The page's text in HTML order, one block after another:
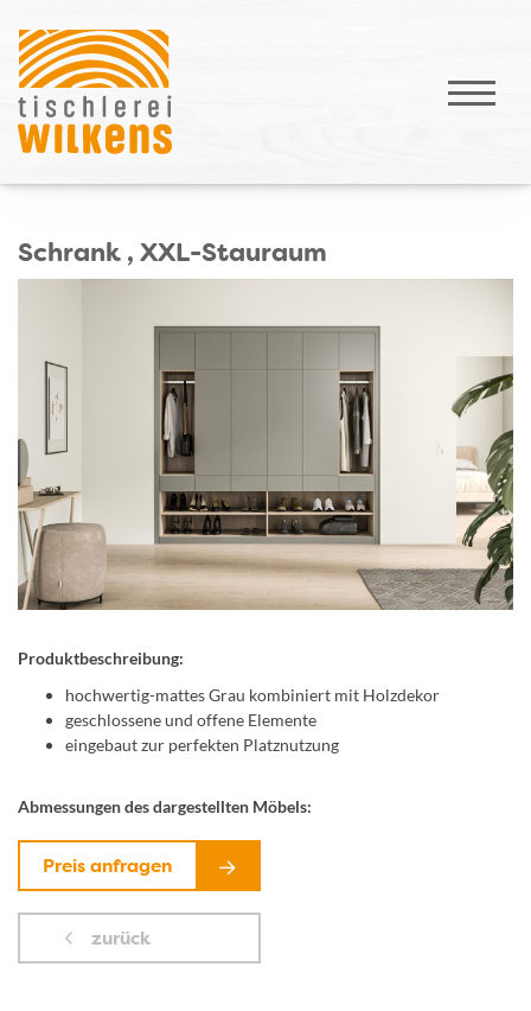
Schrank , XXL-Stauraum
Produktbeschreibung:
hochwertig-mattes Grau kombiniert mit Holzdekor
geschlossene und offene Elemente
eingebaut zur perfekten Platznutzung
Abmessungen des dargestellten Möbels:
Preis anfragen
zurück